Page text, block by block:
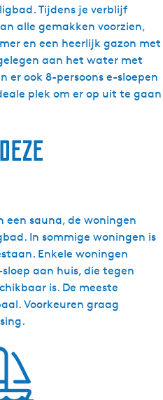
Tijdens je verblijf
alle gemakken voorzien,
en een heerlijk gazon met
aan het water met
er ook 8-persoons e-sloepen
plek om er op uit te gaan
een sauna, de woningen
In sommige woningen is
Enkele woningen
aan huis, die tegen
is. De meeste
Voorkeuren graag